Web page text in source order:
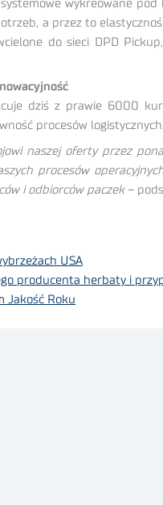
wykreowane
a przez to
do sieci DPD
dziś z prawie 6000
procesów
naszej oferty przez
procesów
i odbiorców paczek–
USA
producenta herbaty i
Jakość Roku